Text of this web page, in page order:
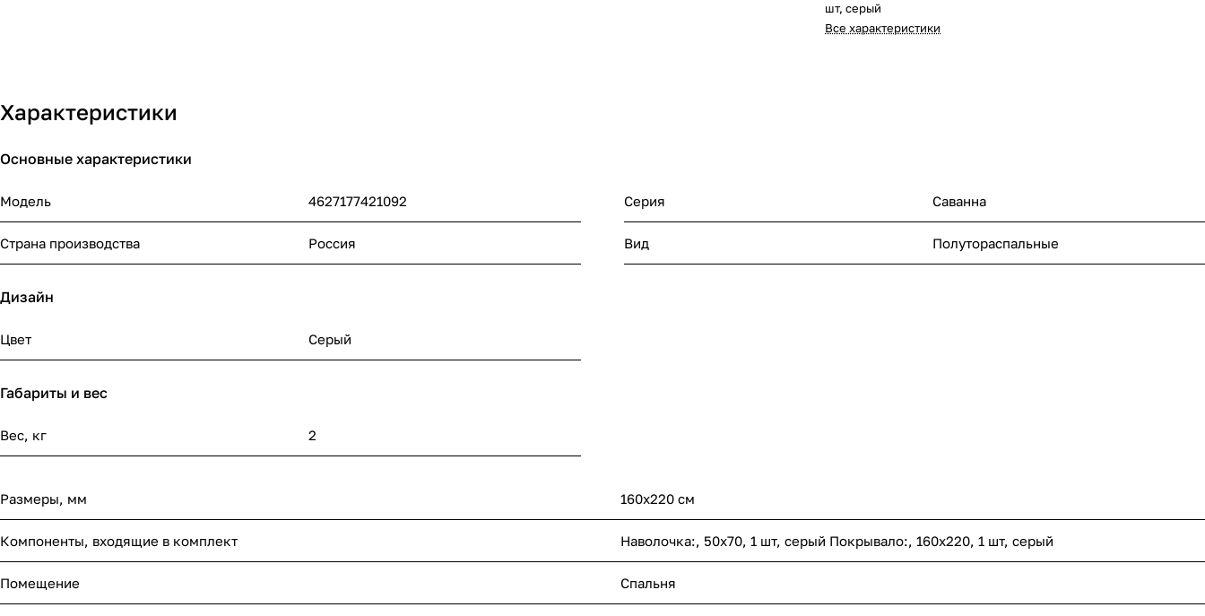
шт, серый
Все характеристики
Характеристики
Основные характеристики
Модель 4627177421092 Серия Саванна
Страна производства Россия Вид Полутораспальные
Дизайн
Цвет Серый
Габариты и вес
Вес, кг 2
Размеры, мм 160x220 см
Компоненты, входящие в комплект Наволочка:, 50x70, 1 шт, серый Покрывало:, 160x220, 1 шт, серый
Помещение Спальня